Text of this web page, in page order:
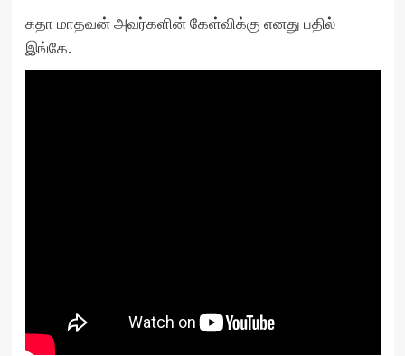
சுதா மாதவன் அவர்களின் கேள்விக்கு எனது பதில்
இங்கே.